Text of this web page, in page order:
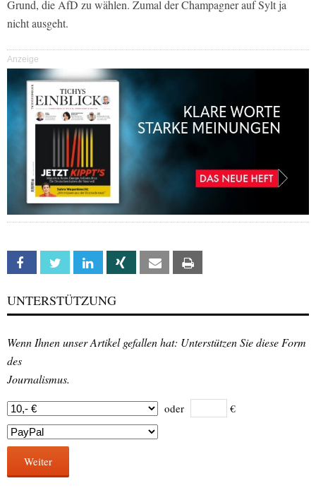
Grund, die AfD zu wählen. Zumal der Champagner auf Sylt ja
nicht ausgeht.
Anzeige
Facebook Twitter Linkedin Xing Email
UNTERSTÜTZUNG
Wenn Ihnen unser Artikel gefallen hat: Unterstützen Sie diese Form
des
Journalismus.
oder €
Weiter